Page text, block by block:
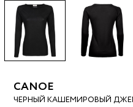
CANOE
ЧЕРНЫЙ КАШЕМИРОВЫЙ